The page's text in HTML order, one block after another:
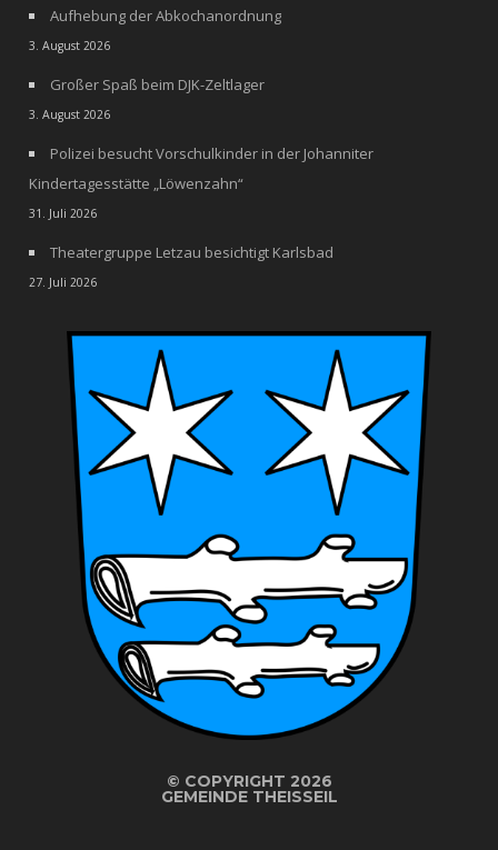
Aufhebung der Abkochanordnung
3. August 2026
Großer Spaß beim DJK-Zeltlager
3. August 2026
Polizei besucht Vorschulkinder in der Johanniter
Kindertagesstätte „Löwenzahn“
31. Juli 2026
Theatergruppe Letzau besichtigt Karlsbad
27. Juli 2026
© COPYRIGHT 2026
GEMEINDE THEISSEIL